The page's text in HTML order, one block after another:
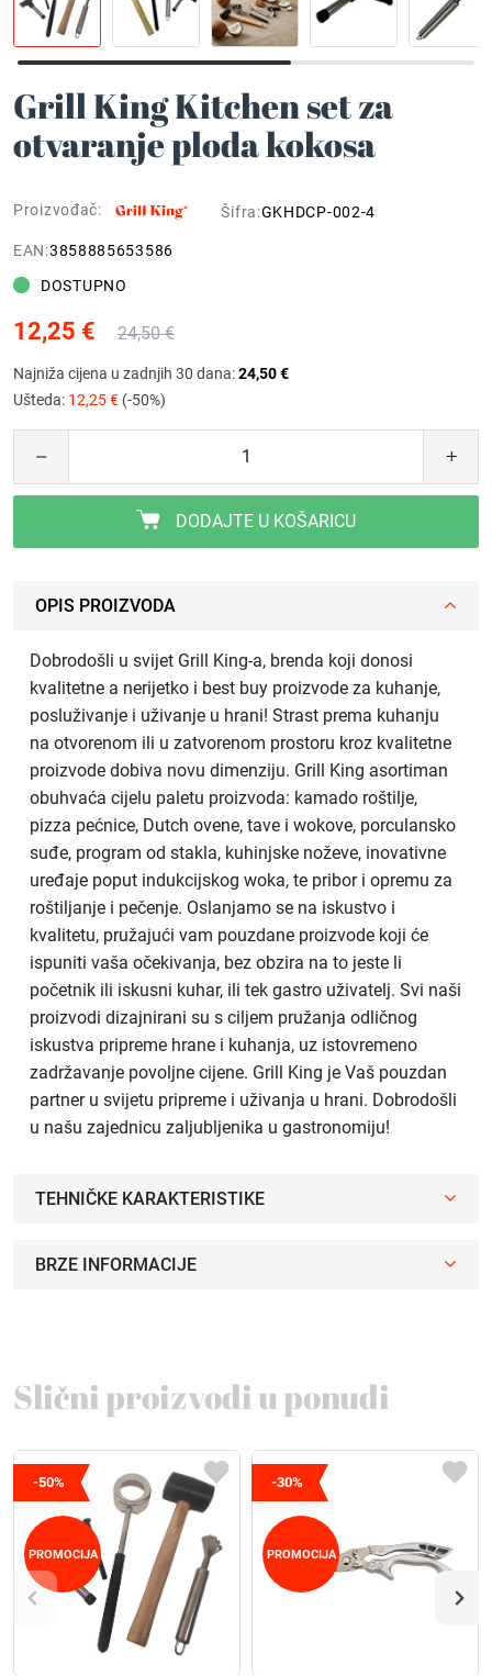
Grill King Kitchen set za
otvaranje ploda kokosa
Proizvođač: Šifra:GKHDCP-002-4
EAN:3858885653586
DOSTUPNO
12,25 € 24,50 €
Najniža cijena u zadnjih 30 dana:24,50 €
Ušteda: 12,25 € (-50%)
DODAJTE U KOŠARICU
OPIS PROIZVODA
Dobrodošli u svijet Grill King-a, brenda koji donosi
kvalitetne a nerijetko i best buy proizvode za kuhanje,
posluživanje i uživanje u hrani! Strast prema kuhanju
na otvorenom ili u zatvorenom prostoru kroz kvalitetne
proizvode dobiva novu dimenziju. Grill King asortiman
obuhvaća cijelu paletu proizvoda: kamado roštilje,
pizza pećnice, Dutch ovene, tave i wokove, porculansko
suđe, program od stakla, kuhinjske noževe, inovativne
uređaje poput indukcijskog woka, te pribor i opremu za
roštiljanje i pečenje. Oslanjamo se na iskustvo i
kvalitetu, pružajući vam pouzdane proizvode koji će
ispuniti vaša očekivanja, bez obzira na to jeste li
početnik ili iskusni kuhar, ili tek gastro uživatelj. Svi naši
proizvodi dizajnirani su s ciljem pružanja odličnog
iskustva pripreme hrane i kuhanja, uz istovremeno
zadržavanje povoljne cijene. Grill King je Vaš pouzdan
partner u svijetu pripreme i uživanja u hrani. Dobrodošli
u našu zajednicu zaljubljenika u gastronomiju!
TEHNIČKE KARAKTERISTIKE
BRZE INFORMACIJE
Slični proizvodi u ponudi
-50%
PROMOCIJA
-30%
PROMOCIJA